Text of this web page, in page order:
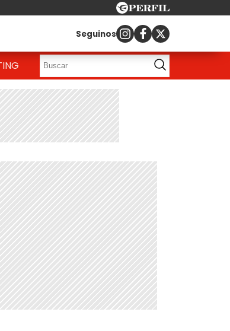
Seguinos